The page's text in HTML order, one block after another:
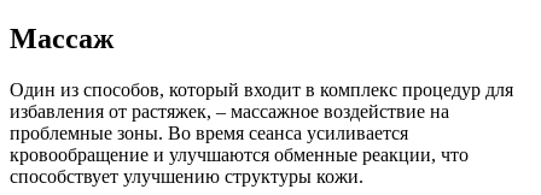
Массаж
Один из способов, который входит в комплекс процедур для
избавления от растяжек, – массажное воздействие на
проблемные зоны. Во время сеанса усиливается
кровообращение и улучшаются обменные реакции, что
способствует улучшению структуры кожи.